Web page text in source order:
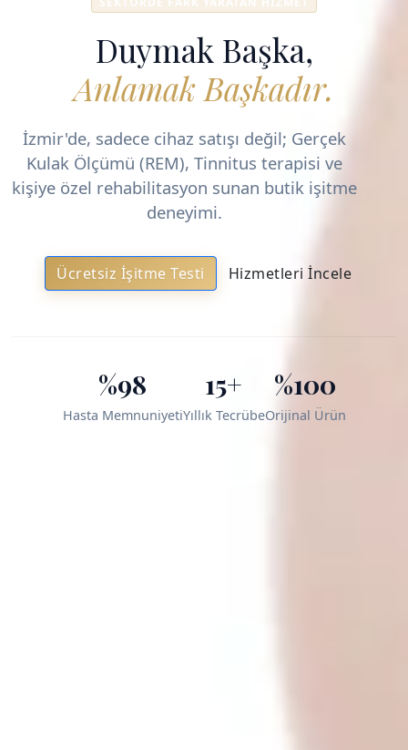
Duymak Başka,
Anlamak Başkadır.
İzmir'de, sadece cihaz satışı değil; Gerçek
Kulak Ölçümü (REM), Tinnitus terapisi ve
kişiye özel rehabilitasyon sunan butik işitme
deneyimi.
Ücretsiz İşitme Testi Hizmetleri İncele
%98
Hasta Memnuniyeti
15+
Yıllık Tecrübe
%100
Orijinal Ürün